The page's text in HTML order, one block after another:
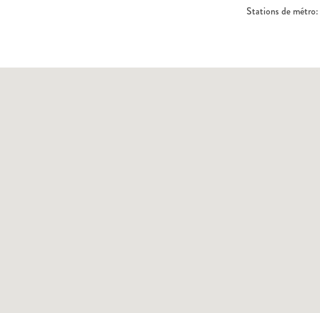
Stations de métro: